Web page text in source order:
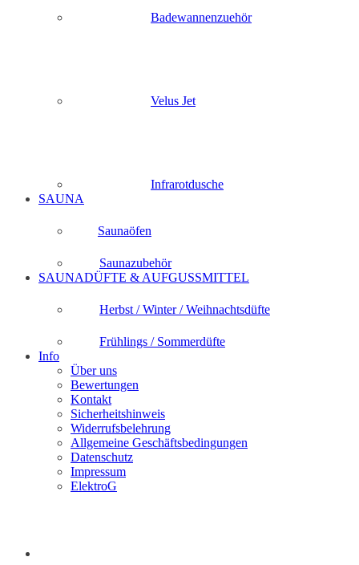
Badewannenzuehör
Velus Jet
Infrarotdusche
SAUNA
Saunaöfen
Saunazubehör
SAUNADÜFTE & AUFGUSSMITTEL
Herbst / Winter / Weihnachtsdüfte
Frühlings / Sommerdüfte
Info
Über uns
Bewertungen
Kontakt
Sicherheitshinweis
Widerrufsbelehrung
Allgemeine Geschäftsbedingungen
Datenschutz
Impressum
ElektroG